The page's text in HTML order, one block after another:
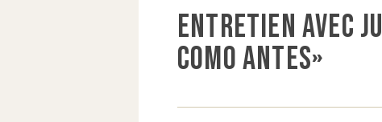
Entretien avec
como antes»